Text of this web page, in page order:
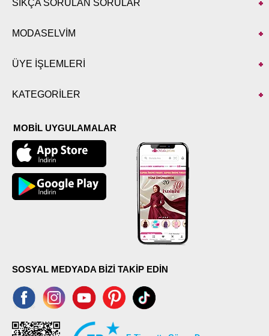
SIKÇA SORULAN SORULAR
MODASELVİM
ÜYE İŞLEMLERİ
KATEGORİLER
MOBİL UYGULAMALAR
SOSYAL MEDYADA BİZİ TAKİP EDİN